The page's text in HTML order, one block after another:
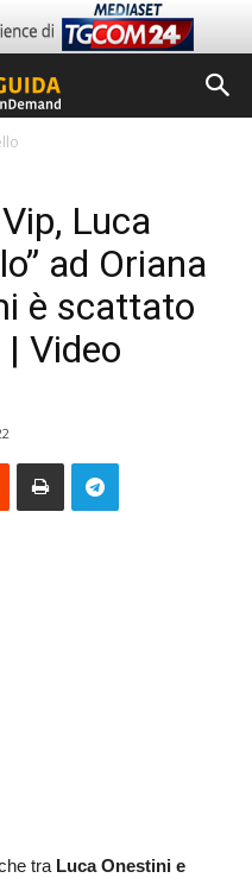
Luca
ad Oriana
è scattato
Video
tra Luca Onestini e